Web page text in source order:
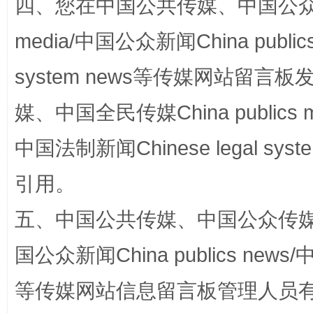
国家大学科技园优化重塑工作
扯下公款旅游的“隐身衣” 如何以
四、您在中国公共传媒、中国公
media/中国公众新闻China
system news等传媒网站留言板
媒、中国全民传媒China publics
中国法制新闻Chinese legal
引用。
五、中国公共传媒、中国公众传
国公众新闻China publics news/
等传媒网站信息留言板管理人员